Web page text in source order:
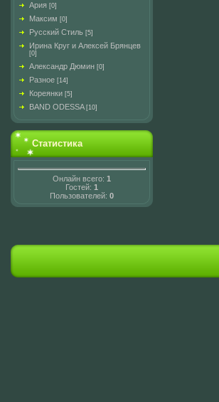
Ария [0]
Максим [0]
Русский Стиль [5]
Ирина Круг и Алексей Брянцев
[0]
Александр Дюмин [0]
Разное [14]
Кореянки [5]
BAND ODESSA [10]
Статистика
Онлайн всего: 1
Гостей: 1
Пользователей: 0